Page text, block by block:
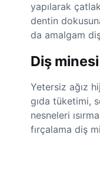
yapılarak
dentin
da amalgam
Diş
Yetersiz ağız
gıda tüketimi,
nesneleri
fırçalama diş